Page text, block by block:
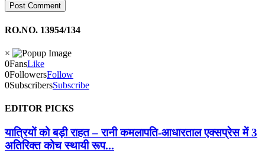
RO.NO. 13954/134
×
0FansLike
0FollowersFollow
0SubscribersSubscribe
EDITOR PICKS
यात्रियों को बड़ी राहत – रानी कमलापति-आधारताल एक्सप्रेस में 3
अतिरिक्त कोच स्थायी रूप...